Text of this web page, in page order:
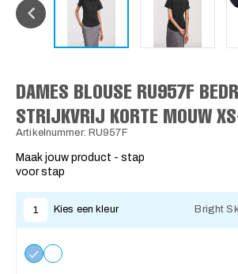
DAMES BLOUSE RU957F
STRIJKVRIJ KORTE MOUW
Artikelnummer: RU957F
Maak jouw product - stap
voor stap
1 Kies een kleur Bright